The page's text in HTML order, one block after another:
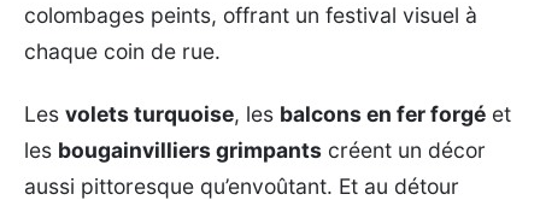
colombages peints, offrant un festival visuel à
chaque coin de rue.
Les volets turquoise, les balcons en fer forgé et
les bougainvilliers grimpants créent un décor
aussi pittoresque qu’envoûtant. Et au détour